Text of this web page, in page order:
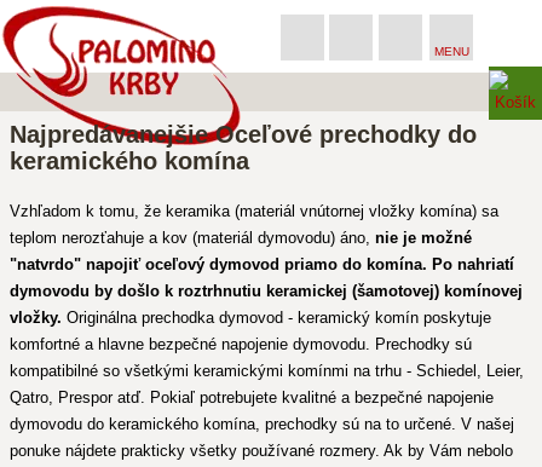
MENU
Najpredávanejšie Oceľové prechodky do
keramického komína
Vzhľadom k tomu, že keramika (materiál vnútornej vložky komína) sa
teplom nerozťahuje a kov (materiál dymovodu) áno, nie je možné
"natvrdo" napojiť oceľový dymovod priamo do komína. Po nahriatí
dymovodu by došlo k roztrhnutiu keramickej (šamotovej) komínovej
vložky. Originálna prechodka dymovod - keramický komín poskytuje
komfortné a hlavne bezpečné napojenie dymovodu. Prechodky sú
kompatibilné so všetkými keramickými komínmi na trhu - Schiedel, Leier,
Qatro, Prespor atď. Pokiaľ potrebujete kvalitné a bezpečné napojenie
dymovodu do keramického komína, prechodky sú na to určené. V našej
ponuke nájdete prakticky všetky používané rozmery. Ak by Vám nebolo